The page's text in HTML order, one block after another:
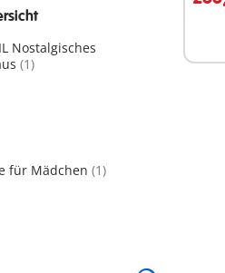
Nostalgisches
(1)
für Mädchen (1)